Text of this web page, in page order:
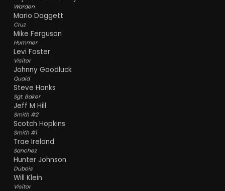
Warden
Mario Daggett
Cruz
Mike Ferguson
Hummer
Levi Foster
Visitor
Johnny Goodluck
Quaid
Steve Hanks
Sgt. Baker
Jeff M Hill
Smith #2
Scotch Hopkins
Smith #1
Trae Ireland
Sanchez
Hunter Johnson
Dubois
Will Klein
Visitor